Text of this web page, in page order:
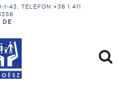
43; TELEFON:+36 1 411
DE